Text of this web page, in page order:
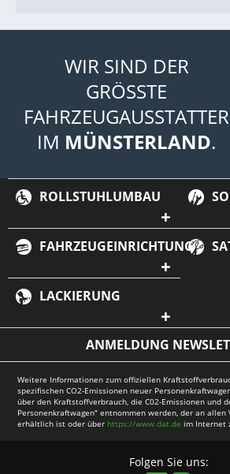
WIR SIND DER
GRÖSSTE
FAHRZEUGAUSSTATTER
IM MÜNSTERLAND.
ROLLSTUHLUMBAU
FAHRZEUGEINRICHTUNG
LACKIERUNG
ANMELDUNG
Weitere Informationen zum offiziellen
spezifischen CO2-Emissionen neuer
über den Kraftstoffverbrauch, die C02-Emissionen und
Personenkraftwagen" entnommen werden, der an
erhältlich ist oder über https://www.dat.deim Internet
Folgen Sie uns: